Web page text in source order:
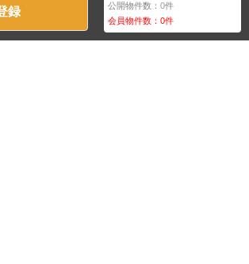
録 公開物件数：0件
会員物件数：0件